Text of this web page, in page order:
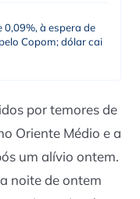
0,09%, à espera de
Copom; dólar cai
por temores de
Oriente Médio e a
um alívio ontem.
noite de ontem